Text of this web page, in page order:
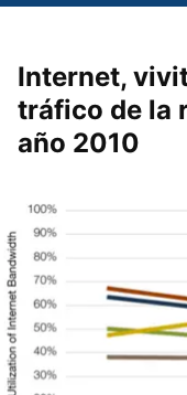
Internet,
tráfico de la
año 2010